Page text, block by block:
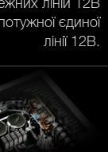
єдиної
лінії 12В.